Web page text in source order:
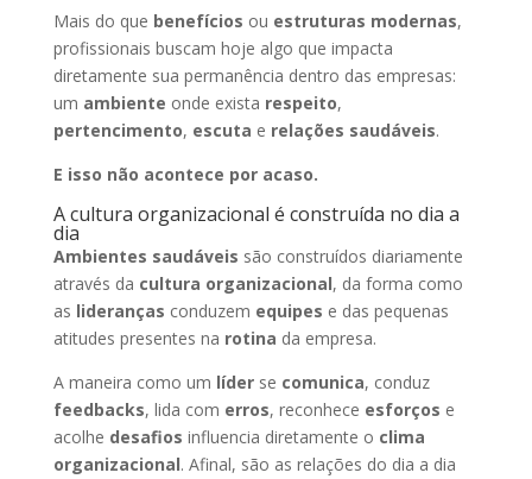
Mais do que benefícios ou estruturas modernas,
profissionais buscam hoje algo que impacta
diretamente sua permanência dentro das empresas:
um ambiente onde exista respeito,
pertencimento, escuta e relações saudáveis.
E isso não acontece por acaso.
A cultura organizacional é construída no dia a
dia
Ambientes saudáveis são construídos diariamente
através da cultura organizacional, da forma como
as lideranças conduzem equipes e das pequenas
atitudes presentes na rotina da empresa.
A maneira como um líderse comunica, conduz
feedbacks, lida com erros, reconhece esforços e
acolhe desafios influencia diretamente o clima
organizacional. Afinal, são as relações do dia a dia